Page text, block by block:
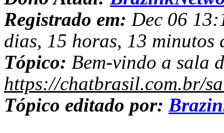
Registrado em: Dec 06
dias, 15 horas, 13 minutos
Tópico: Bem-vindo a sala
https://chatbrasil.com.br/
Tópico editado por: